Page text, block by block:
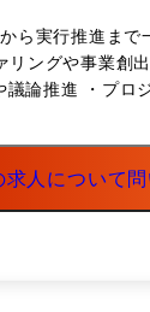
えでマネジ
実行推進ま
なげていくことも可
論推進 ・プ
の整理や重点
求人について